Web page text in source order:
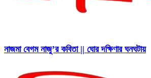
নাজমা বেগম নাজু’র কবিতা || ঘোর দক্ষিণার ঘনঘটায়